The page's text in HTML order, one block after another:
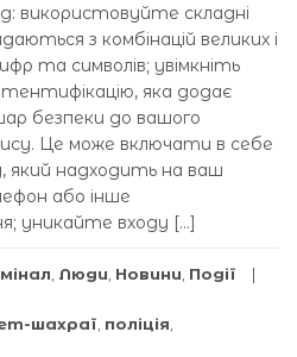
використовуйте складні
з комбінацій великих і
та символів; увімкніть
яка додає
безпеки до вашого
Це може включати в себе
який надходить на ваш
або інше
уникайте входу […]
Люди Новини Події
шахраї поліція